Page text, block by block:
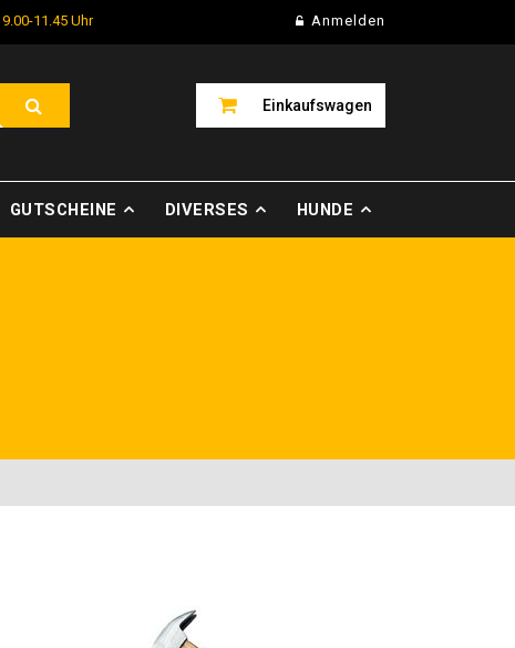
9.00-11.45 Uhr Anmelden
Einkaufswagen
GUTSCHEINE DIVERSES HUNDE